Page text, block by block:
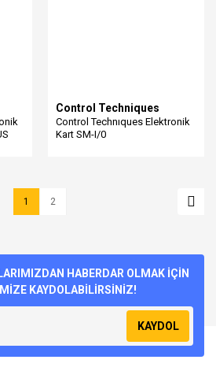
Control Techniques
Control Technıques Elektronik
Kart SM-I/0
1 2
HABERDAR OLMAK İÇİN
KAYDOLABİLİRSİNİZ!
KAYDOL